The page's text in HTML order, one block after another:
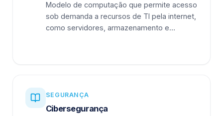
Modelo de computação que permite acesso
sob demanda a recursos de TI pela internet,
como servidores, armazenamento e
SEGURANÇA
Cibersegurança